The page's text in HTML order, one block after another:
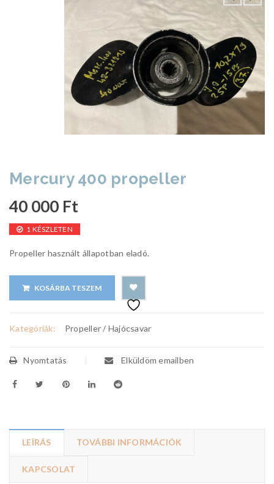
Mercury 400 propeller
40 000 Ft
1 KÉSZLETEN
Propeller használt állapotban eladó.
KOSÁRBA TESZEM
Kategóriák: Propeller / Hajócsavar
Nyomtatás Elküldöm emailben
LEÍRÁS TOVÁBBI INFORMÁCIÓK
KAPCSOLAT